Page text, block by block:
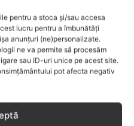
pentru a stoca și/sau accesa
lucru pentru a îmbunătăți
anunțuri (ne)personalizate.
ne va permite să procesăm
sau ID-uri unice pe acest site.
pot afecta negativ